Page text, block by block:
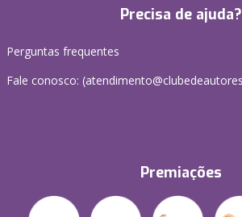
Precisa de ajuda?
Perguntas frequentes
Fale conosco:
Premiações